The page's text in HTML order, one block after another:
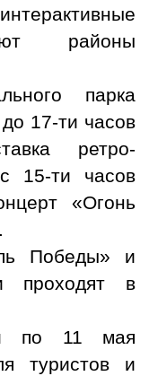
районы
парка
17-ти часов
ретро-
15-ти часов
«Огонь
Победы» и
проходят в
по 11 мая
туристов и